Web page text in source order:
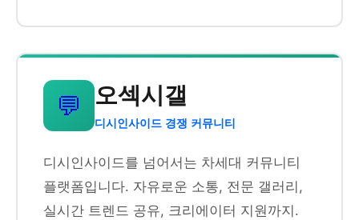
💬 오섹시갤
디시인사이드 경쟁 커뮤니티
디시인사이드를 넘어서는 차세대 커뮤니티
플랫폼입니다. 자유로운 소통, 전문 갤러리,
실시간 트렌드 공유, 크리에이터 지원까지.